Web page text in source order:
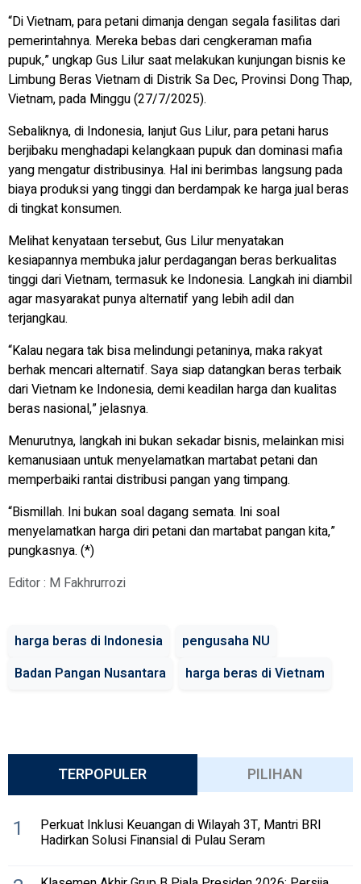
“Di Vietnam, para petani dimanja dengan segala fasilitas dari
pemerintahnya. Mereka bebas dari cengkeraman mafia
pupuk,” ungkap Gus Lilur saat melakukan kunjungan bisnis ke
Limbung Beras Vietnam di Distrik Sa Dec, Provinsi Dong Thap,
Vietnam, pada Minggu (27/7/2025).
Sebaliknya, di Indonesia, lanjut Gus Lilur, para petani harus
berjibaku menghadapi kelangkaan pupuk dan dominasi mafia
yang mengatur distribusinya. Hal ini berimbas langsung pada
biaya produksi yang tinggi dan berdampak ke harga jual beras
di tingkat konsumen.
Melihat kenyataan tersebut, Gus Lilur menyatakan
kesiapannya membuka jalur perdagangan beras berkualitas
tinggi dari Vietnam, termasuk ke Indonesia. Langkah ini diambil
agar masyarakat punya alternatif yang lebih adil dan
terjangkau.
“Kalau negara tak bisa melindungi petaninya, maka rakyat
berhak mencari alternatif. Saya siap datangkan beras terbaik
dari Vietnam ke Indonesia, demi keadilan harga dan kualitas
beras nasional,” jelasnya.
Menurutnya, langkah ini bukan sekadar bisnis, melainkan misi
kemanusiaan untuk menyelamatkan martabat petani dan
memperbaiki rantai distribusi pangan yang timpang.
“Bismillah. Ini bukan soal dagang semata. Ini soal
menyelamatkan harga diri petani dan martabat pangan kita,”
pungkasnya. (*)
Editor : M Fakhrurrozi
harga beras di Indonesia
pengusaha NU
Badan Pangan Nusantara
harga beras di Vietnam
TERPOPULER PILIHAN
1 Perkuat Inklusi Keuangan di Wilayah 3T, Mantri BRI
Hadirkan Solusi Finansial di Pulau Seram